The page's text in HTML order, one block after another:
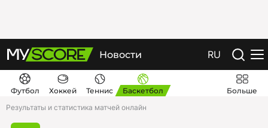
Новости RU
Футбол Хоккей Теннис Баскетбол
Больше
Результаты и статистика матчей онлайн